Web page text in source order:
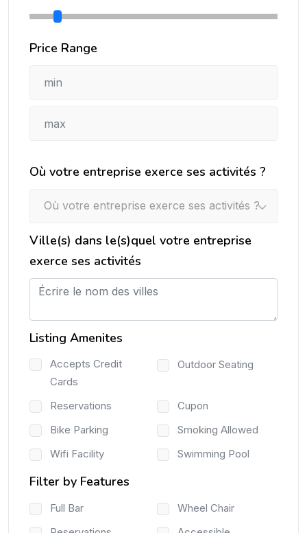
Price Range
Où votre entreprise exerce ses activités ?
Où votre entreprise exerce ses activités ?
Ville(s) dans le(s)quel votre entreprise
exerce ses activités
Listing Amenites
Accepts Credit
Cards
Outdoor Seating
Reservations
Cupon
Bike Parking
Smoking Allowed
Wifi Facility
Swimming Pool
Filter by Features
Full Bar
Wheel Chair